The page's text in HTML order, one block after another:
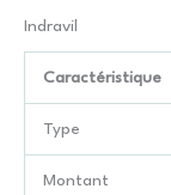
Indravil
Caractéristique
Type
Montant